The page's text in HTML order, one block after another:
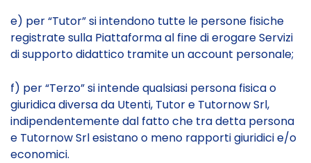
e) per “Tutor” si intendono tutte le persone fisiche
registrate sulla Piattaforma al fine di erogare Servizi
di supporto didattico tramite un account personale;
f) per “Terzo” si intende qualsiasi persona fisica o
giuridica diversa da Utenti, Tutor e Tutornow Srl,
indipendentemente dal fatto che tra detta persona
e Tutornow Srl esistano o meno rapporti giuridici e/o
economici.